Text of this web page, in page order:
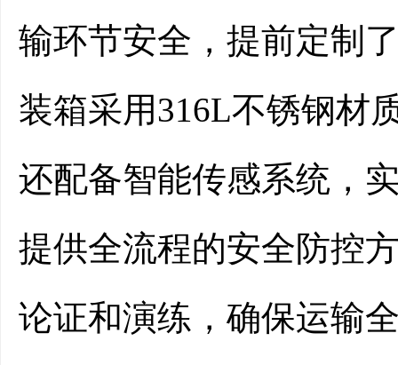
输环节安全，提前定制
装箱采用316L不锈钢材
还配备智能传感系统，
提供全流程的安全防控
论证和演练，确保运输